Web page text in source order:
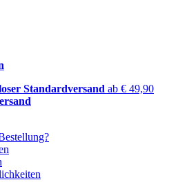
Standardversand ab € 49,90